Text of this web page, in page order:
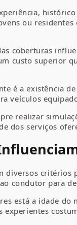
ou
coberturas
custo superior
é a existência
veículos
realizar
dos serviços
diversos
condutor para
está a idade
experientes